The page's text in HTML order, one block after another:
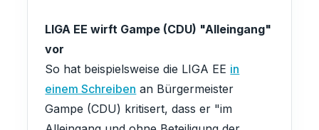
LIGA EE wirft Gampe (CDU) "Alleingang"
vor
So hat beispielsweise die LIGA EE in
einem Schreiben an Bürgermeister
Gampe (CDU) kritisert, dass er "im